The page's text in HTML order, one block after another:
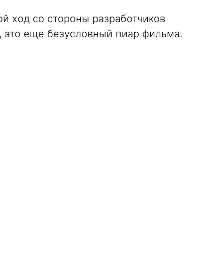
ход со стороны разработчиков
еще безусловный пиар фильма.